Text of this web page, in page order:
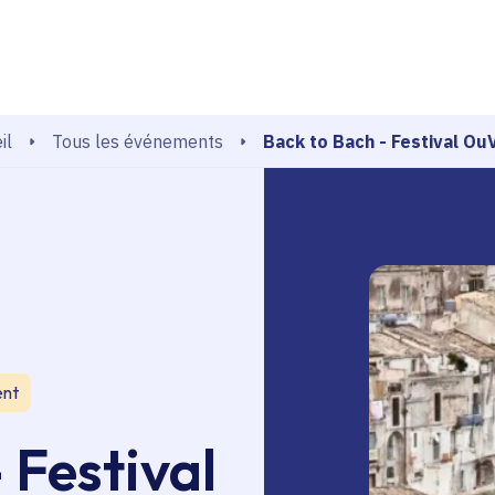
Tous les événements Back to Bach - Festival
Festival